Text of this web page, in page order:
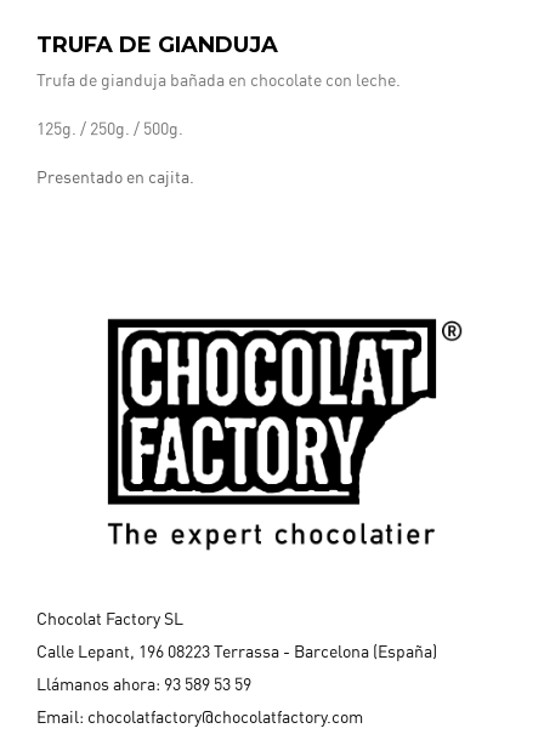
TRUFA DE GIANDUJA
Trufa de gianduja bañada en chocolate con leche.
125g. / 250g. / 500g.
Presentado en cajita.
Chocolat Factory SL
Calle Lepant, 196 08223 Terrassa - Barcelona (España)
Llámanos ahora: 93 589 53 59
Email: chocolatfactory@chocolatfactory.com